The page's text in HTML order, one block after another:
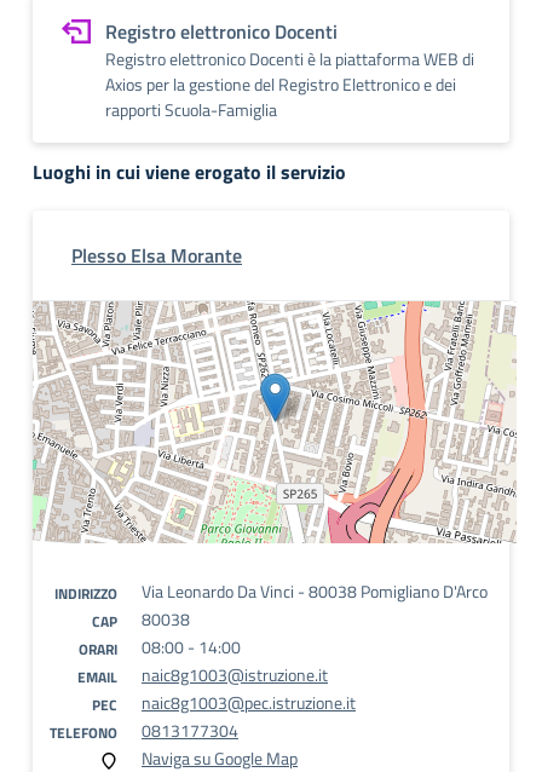
Registro elettronico Docenti
Registro elettronico Docenti è la piattaforma WEB di
Axios per la gestione del Registro Elettronico e dei
rapporti Scuola-Famiglia
Luoghi in cui viene erogato il servizio
Plesso Elsa Morante
INDIRIZZO Via Leonardo Da Vinci - 80038 Pomigliano D'Arco
CAP 80038
ORARI 08:00 - 14:00
EMAIL naic8g1003@istruzione.it
PEC naic8g1003@pec.istruzione.it
TELEFONO
0813177304
Naviga su Google Map